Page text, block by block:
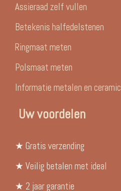
Assieraad zelf vullen
Betekenis halfedelstenen
Ringmaat meten
Polsmaat meten
Informatie metalen en ceramic
Uw voordelen
★ Gratis verzending
★ Veilig betalen met ideal
★ 2 jaar garantie